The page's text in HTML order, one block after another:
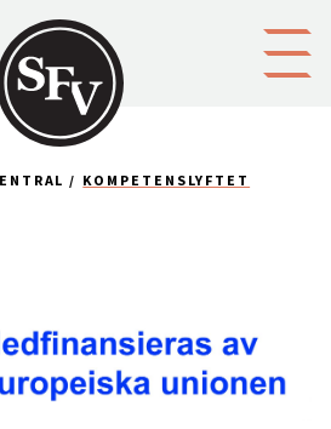
KOMPETENSLYFTET